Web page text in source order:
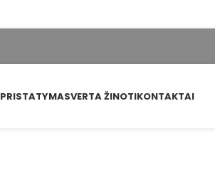
PRISTATYMASVERTA ŽINOTIKONTAKTAI